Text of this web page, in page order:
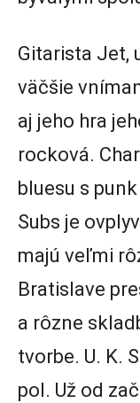
Gitarista Jet,
väčšie
aj jeho hra
rocková.
bluesu s
Subs je
majú veľmi
Bratislave
a rôzne
tvorbe. U. K.
pol. Už od